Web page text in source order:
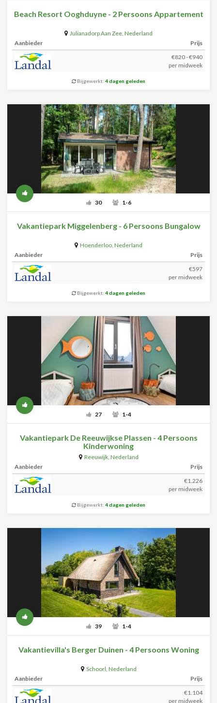
Beach Resort Ooghduyne - 2 Persoons Appartement
Julianadorp Aan Zee, Nederland
Aanbieder
Prijs
€820 - €940
per midweek
Bijgewerkt: 4 dagen geleden
30 1-6
Vakantiepark Miggelenberg - 6 Persoons Bungalow
Hoenderloo, Nederland
Aanbieder
Prijs
€597
per midweek
Bijgewerkt: 4 dagen geleden
27 1-4
Vakantiepark De Reeuwijkse Plassen - 4 Persoons
Kinderwoning
Reeuwijk, Nederland
Aanbieder
Prijs
€1.226
per midweek
Bijgewerkt: 4 dagen geleden
39 1-4
Vakantievilla's Berger Duinen - 4 Persoons Woning
Schoorl, Nederland
Aanbieder
Prijs
€1.104
per midweek